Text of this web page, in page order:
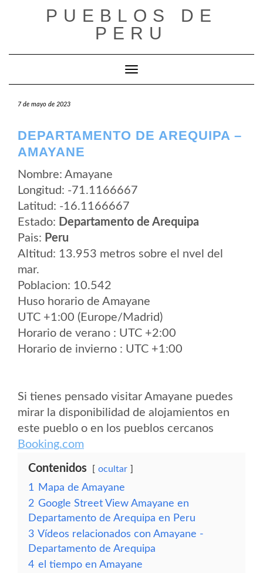
PUEBLOS DE
PERU
Cambiar modo de navegación
7 de mayo de 2023
DEPARTAMENTO DE AREQUIPA –
AMAYANE
Nombre: Amayane
Longitud: -71.1166667
Latitud: -16.1166667
Estado: Departamento de Arequipa
Pais: Peru
Altitud: 13.953 metros sobre el nvel del
mar.
Poblacion: 10.542
Huso horario de Amayane
UTC +1:00 (Europe/Madrid)
Horario de verano : UTC +2:00
Horario de invierno : UTC +1:00
Si tienes pensado visitar Amayane puedes
mirar la disponibilidad de alojamientos en
este pueblo o en los pueblos cercanos
Booking.com
Contenidos ocultar
1
Mapa de Amayane
2 Google Street View Amayane en
Departamento de Arequipa en Peru
3 Vídeos relacionados con Amayane -
Departamento de Arequipa
4 el tiempo en Amayane